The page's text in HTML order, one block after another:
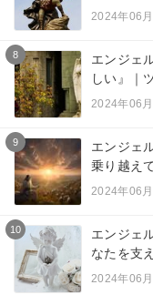
2024年06
8
エンジェ
しい』｜
2024年06
9
エンジェ
乗り越え
2024年06
10
エンジェ
なたを支
2024年06